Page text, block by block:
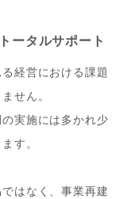
ータルサポート
経営における課題
せん。
実施には多かれ少
す。
はなく、事業再建